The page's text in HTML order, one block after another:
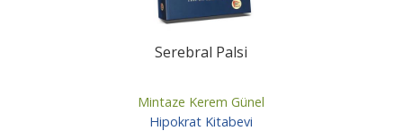
Serebral Palsi
Mintaze Kerem Günel
Hipokrat Kitabevi